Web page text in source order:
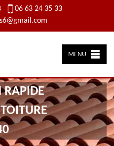
06 63 24 35 33
MENU
RAPIDE